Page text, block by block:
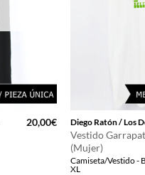
20,00€ Diego Ratón / Los
Vestido
(Mujer)
Camiseta/Vestido -
XL